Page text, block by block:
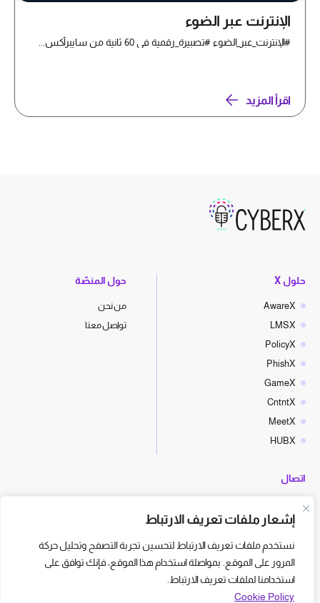
إشعار ملفات تعريف الارتباط
نستخدم ملفات تعريف الارتباط لتحسين تجربة التصفح وتحليل حركة
المرور على الموقع. بمواصلة استخدام هذا الموقع، فإنك توافق على
استخدامنا لملفات تعريف الارتباط.
Cookie Policy
الإنترنت عبر الضوء
#الإنترنت_عبر_الضوء #تصبيرة_رقمية في 60 ثانية من سايبرأكس...
اقرأ المزيد
حلول X
AwareX
LMSX
PolicyX
PhishX
GameX
CntntX
MeetX
HUBX
حول المنصّة
من نحن
تواصل معنا
اتصال
hello@cyberx.world